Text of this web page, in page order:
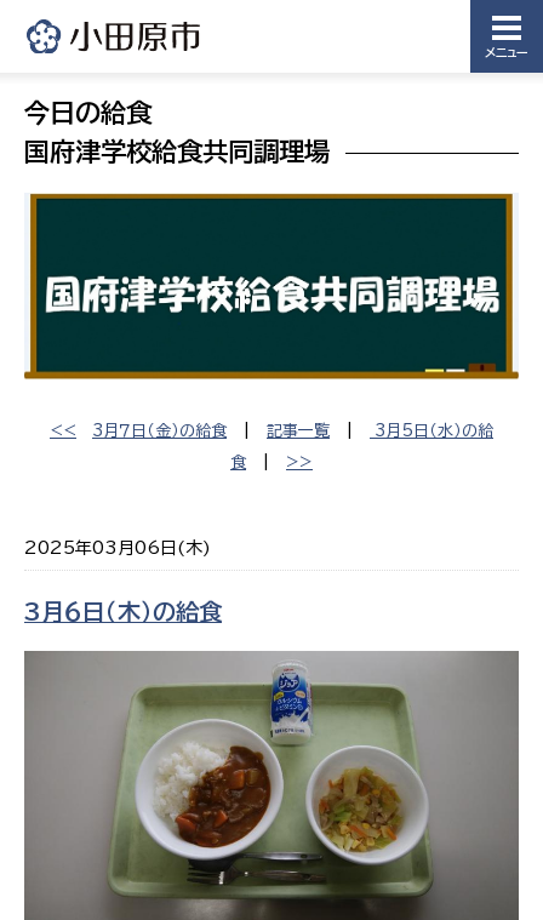
メニュー
今日の給食
国府津学校給食共同調理場
<< 3月７日（金）の給食 記事一覧
3月5日（水）の給
食
>>
2025年03月06日(木)
3月６日（木）の給食